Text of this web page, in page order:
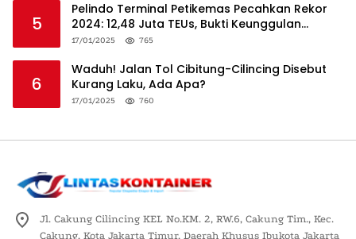
5
Pelindo Terminal Petikemas Pecahkan Rekor
2024: 12,48 Juta TEUs, Bukti Keunggulan
Logistik Nasional
17/01/2025 765
6
Waduh! Jalan Tol Cibitung-Cilincing Disebut
Kurang Laku, Ada Apa?
17/01/2025 760
Jl. Cakung Cilincing KEL No.KM. 2, RW.6, Cakung Tim., Kec.
Cakung, Kota Jakarta Timur, Daerah Khusus Ibukota Jakarta